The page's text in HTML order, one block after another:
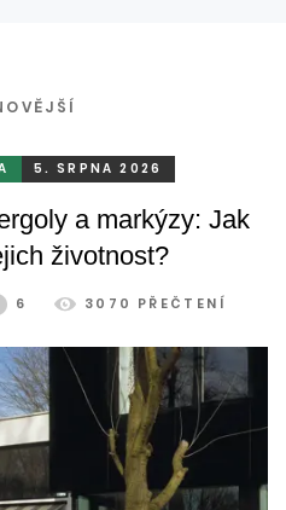
5. SRPNA 2026
a markýzy: Jak
životnost?
6 3070 PŘEČTENÍ